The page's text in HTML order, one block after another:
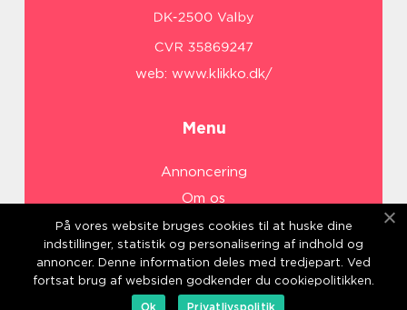
web: www.klikko.dk/
Menu
Annoncering
Om os
Cookies
Kontakt os
Sitemap
På vores website bruges cookies til at huske dine
indstillinger, statistik og personalisering af indhold og
annoncer. Denne information deles med tredjepart. Ved
fortsat brug af websiden godkender du cookiepolitikken.
Ok
Privatlivspolitik